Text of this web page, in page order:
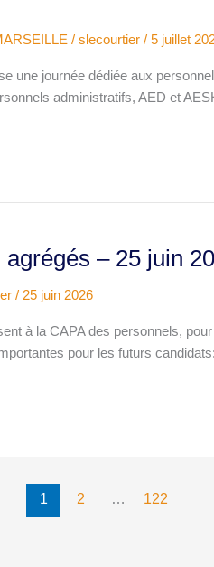
/ slecourtier / 5 juillet
une journée dédiée aux
administratifs, AED et
– 25 juin
/ 25 juin 2026
à la CAPA des personnels,
pour les futurs
1 2 … 122